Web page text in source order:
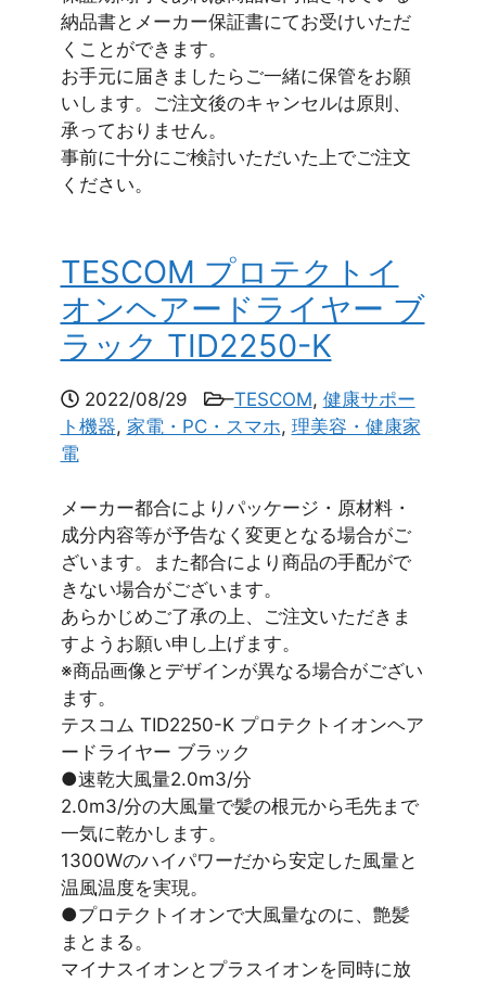
納品書とメーカー保証書にてお受けいただ
くことができます。
お手元に届きましたらご一緒に保管をお願
いします。ご注文後のキャンセルは原則、
承っておりません。
事前に十分にご検討いただいた上でご注文
ください。
TESCOM プロテクトイ
オンヘアードライヤー ブ
ラック TID2250-K
2022/08/29 –TESCOM, 健康サポー
ト機器, 家電・PC・スマホ, 理美容・健康家
電
メーカー都合によりパッケージ・原材料・
成分内容等が予告なく変更となる場合がご
ざいます。また都合により商品の手配がで
きない場合がございます。
あらかじめご了承の上、ご注文いただきま
すようお願い申し上げます。
※商品画像とデザインが異なる場合がござい
ます。
テスコム TID2250-K プロテクトイオンヘア
ードライヤー ブラック
●速乾大風量2.0m3/分
2.0m3/分の大風量で髪の根元から毛先まで
一気に乾かします。
1300Wのハイパワーだから安定した風量と
温風温度を実現。
●プロテクトイオンで大風量なのに、艶髪
まとまる。
マイナスイオンとプラスイオンを同時に放